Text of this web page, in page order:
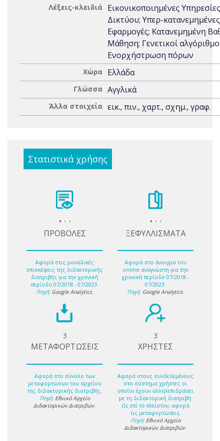
Λέξεις-κλειδιά
Εικονικοποιημένες Υπηρεσίες
Δικτύου; Υπερ-κατανεμημένες
Εφαρμογές; Κατανεμημένη
Μάθηση; Γενετικοί
Ενορχήστρωση πόρων
Χώρα Ελλάδα
Γλώσσα Αγγλικά
Άλλα στοιχεία εικ., πιν., χαρτ., σχημ., γραφ.
Στατιστικά χρήσης
ΠΡΟΒΟΛΕΣ
Αφορά στις μοναδικές
επισκέψεις της διδακτορικής
διατριβής για την χρονική
περίοδο 07/2018 - 07/2023.
Πηγή: Google Analytics.
ΞΕΦΥΛΛΙΣΜΑΤΑ
Αφορά στο άνοιγμα του
online αναγνώστη για την
χρονική περίοδο 07/2018 -
07/2023.
Πηγή: Google Analytics.
3
ΜΕΤΑΦΟΡΤΩΣΕΙΣ
Αφορά στο σύνολο των
μεταφορτώσων του αρχείου
της διδακτορικής διατριβής.
Πηγή: Εθνικό Αρχείο
Διδακτορικών Διατριβών.
3
ΧΡΗΣΤΕΣ
Αφορά στους συνδεδεμένους
στο σύστημα χρήστες οι
οποίοι έχουν αλληλεπιδράσει
με τη διδακτορική διατριβή.
Ως επί το πλείστον, αφορά
τις μεταφορτώσεις.
Πηγή: Εθνικό Αρχείο
Διδακτορικών Διατριβών.